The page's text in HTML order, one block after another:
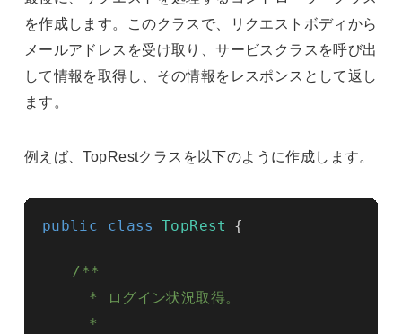
を作成します。このクラスで、リクエストボディから
メールアドレスを受け取り、サービスクラスを呼び出
して情報を取得し、その情報をレスポンスとして返し
ます。
例えば、TopRestクラスを以下のように作成します。
public class TopRest {
/**
     * ログイン状況取得。
     *